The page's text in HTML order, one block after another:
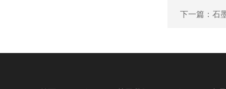
下一篇： 石